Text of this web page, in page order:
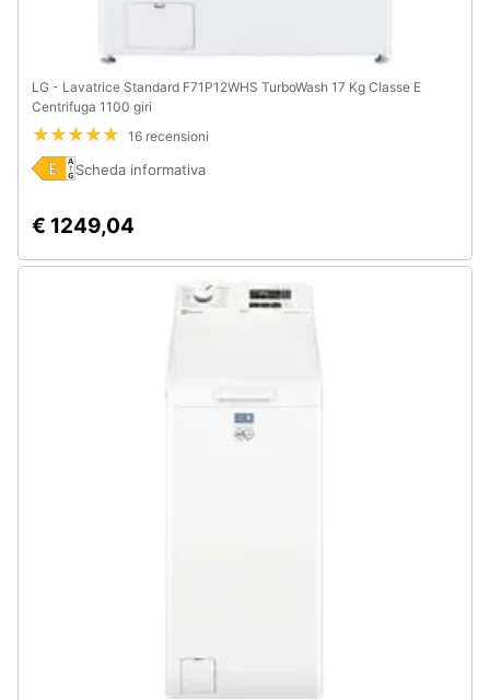
LG - Lavatrice Standard F71P12WHS TurboWash 17 Kg Classe E
Centrifuga 1100 giri
16 recensioni
Scheda informativa
€ 1249,04